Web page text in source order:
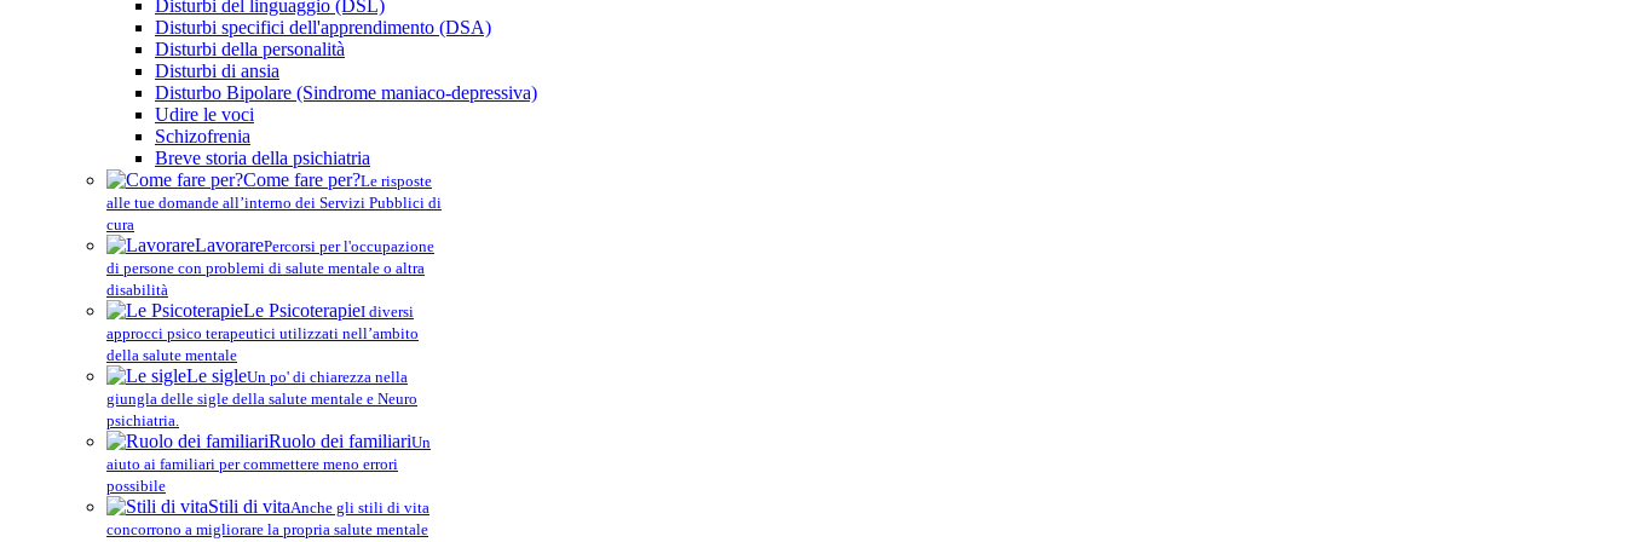
Disturbi del linguaggio (DSL)
Disturbi specifici dell'apprendimento (DSA)
Disturbi della personalità
Disturbi di ansia
Disturbo Bipolare (Sindrome maniaco-depressiva)
Udire le voci
Schizofrenia
Breve storia della psichiatria
Come fare per?Le risposte
alle tue domande all’interno dei Servizi Pubblici di
cura
LavorarePercorsi per l'occupazione
di persone con problemi di salute mentale o altra
disabilità
Le PsicoterapieI diversi
approcci psico terapeutici utilizzati nell’ambito
della salute mentale
Le sigleUn po' di chiarezza nella
giungla delle sigle della salute mentale e Neuro
psichiatria.
Ruolo dei familiariUn
aiuto ai familiari per commettere meno errori
possibile
Stili di vitaAnche gli stili di vita
concorrono a migliorare la propria salute mentale